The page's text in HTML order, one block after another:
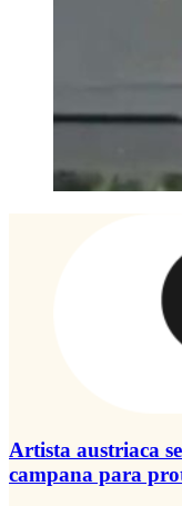
Artista austriaca
campana para